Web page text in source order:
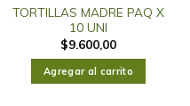
TORTILLAS MADRE PAQ X
10 UNI
$9.600,00
Agregar al carrito